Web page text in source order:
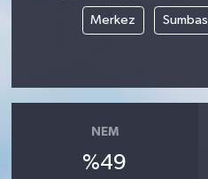
Merkez Sumbas
NEM
%49